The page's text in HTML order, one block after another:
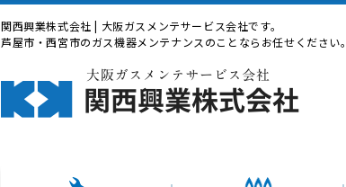
関西興業株式会社 | 大阪ガスメンテサービス会社です。
芦屋市・西宮市のガス機器メンテナンスのことならお任せください。